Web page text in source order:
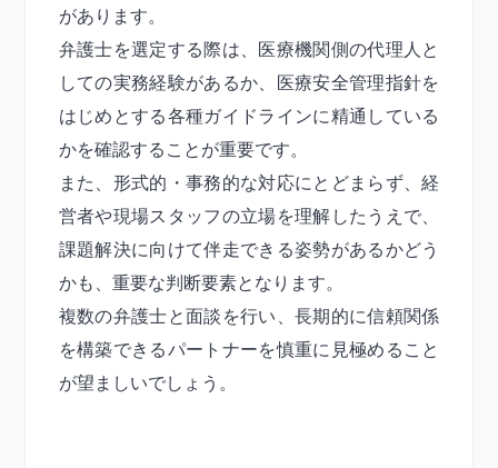
があります。
弁護士を選定する際は、医療機関側の代理人と
しての実務経験があるか、医療安全管理指針を
はじめとする各種ガイドラインに精通している
かを確認することが重要です。
また、形式的・事務的な対応にとどまらず、経
営者や現場スタッフの立場を理解したうえで、
課題解決に向けて伴走できる姿勢があるかどう
かも、重要な判断要素となります。
複数の弁護士と面談を行い、長期的に信頼関係
を構築できるパートナーを慎重に見極めること
が望ましいでしょう。